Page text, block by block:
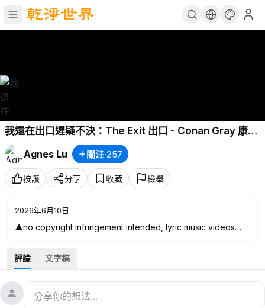
我還在出口遲疑不決：The Exit 出口 - Conan Gray 康納
格雷 Lyric Video 中文歌詞 @ConanGray
Agnes Lu
關注·257
按讚 分享 收藏 檢舉
2026年6月10日
▲no copyright infringement intended, lyric music videos
belong to their respective owners. only for sharing and
learning.
處，不要刻意截掉浮水印，謝謝！
評論 文字稿